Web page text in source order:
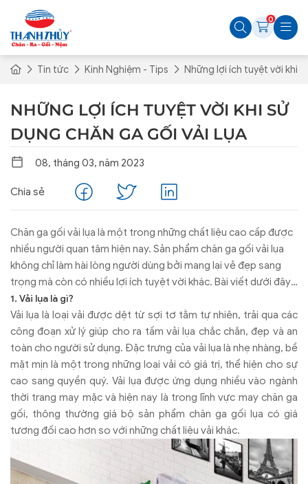
0
Tin tức Kinh Nghiệm - Tips Những lợi ích tuyệt vời khi
NHỮNG LỢI ÍCH TUYỆT VỜI KHI SỬ
DỤNG CHĂN GA GỐI VẢI LỤA
08, tháng 03, năm 2023
Chia sẻ
Chăn ga gối vải lụa là một trong những chất liệu cao cấp được
nhiều người quan tâm hiện nay. Sản phẩm chăn ga gối vải lụa
không chỉ làm hài lòng người dùng bởi mang lại vẻ đẹp sang
trọng mà còn có nhiều lợi ích tuyệt vời khác. Bài viết dưới đây
chúng tôi xin chia sẻ những lợi ích tuyệt vời và một số mẫu
chăn ga gối lụa được ưa chuộng nhất hiện nay cho bạn tham
khảo:
1. Vải lụa là gì?
Vải lụa là loại vải được dệt từ sợi tơ tằm tự nhiên, trải qua các
công đoạn xử lý giúp cho ra tấm vải lụa chắc chắn, đẹp và an
toàn cho người sử dụng. Đặc trưng của vải lụa là nhẹ nhàng, bề
mặt mịn là một trong những loại vải có giá trị, thể hiện cho sự
cao sang quyền quý. Vải lụa được ứng dụng nhiều vào ngành
thời trang may mặc và hiện nay là trong lĩnh vực may chăn ga
gối, thông thường giá bộ sản phẩm chăn ga gối lụa có giá
tương đối cao hơn so với những chất liệu vải khác.